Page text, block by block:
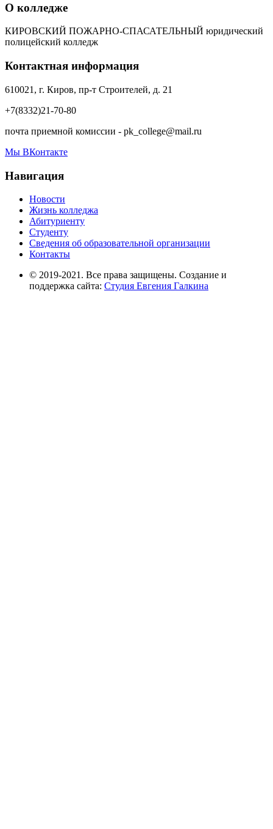
О колледже
КИРОВСКИЙ ПОЖАРНО-СПАСАТЕЛЬНЫЙ юридический
полицейский колледж
Контактная информация
610021, г. Киров, пр-т Строителей, д. 21
+7(8332)21-70-80
почта приемной комиссии - pk_college@mail.ru
Мы ВКонтакте
Навигация
Новости
Жизнь колледжа
Абитуриенту
Студенту
Сведения об образовательной организации
Контакты
© 2019-2021. Все права защищены. Создание и
поддержка сайта: Студия Евгения Галкина